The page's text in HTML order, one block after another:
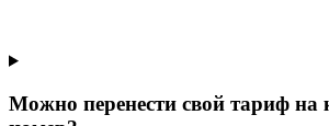
Можно перенести свой тариф на